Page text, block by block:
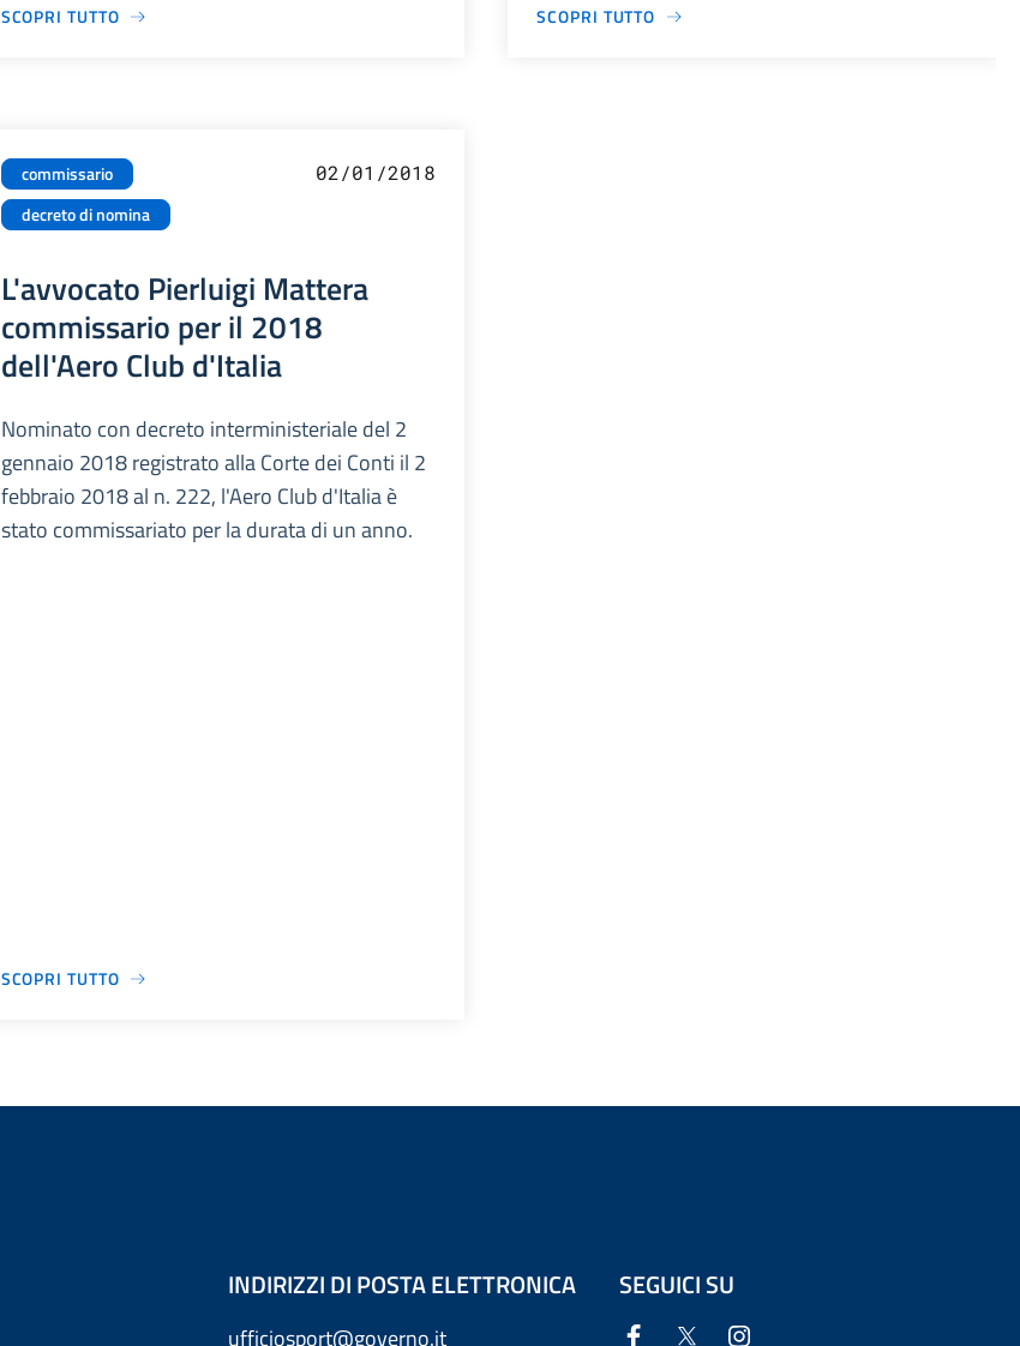
SCOPRI TUTTO SCOPRI TUTTO
commissario
decreto di nomina
02/01/2018
L'avvocato Pierluigi Mattera
commissario per il 2018
dell'Aero Club d'Italia
Nominato con decreto interministeriale del 2
gennaio 2018 registrato alla Corte dei Conti il 2
febbraio 2018 al n. 222, l'Aero Club d'Italia è
stato commissariato per la durata di un anno.
SCOPRI TUTTO
INDIRIZZI DI POSTA ELETTRONICA
ufficiosport@governo.it
SEGUICI SU